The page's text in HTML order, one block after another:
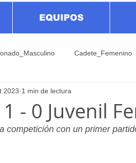
EQUIPOS
Cadete_Femenino
Alevin_Masculino
- 0 Juvenil
2023 1 min de lectura
competición con un primer